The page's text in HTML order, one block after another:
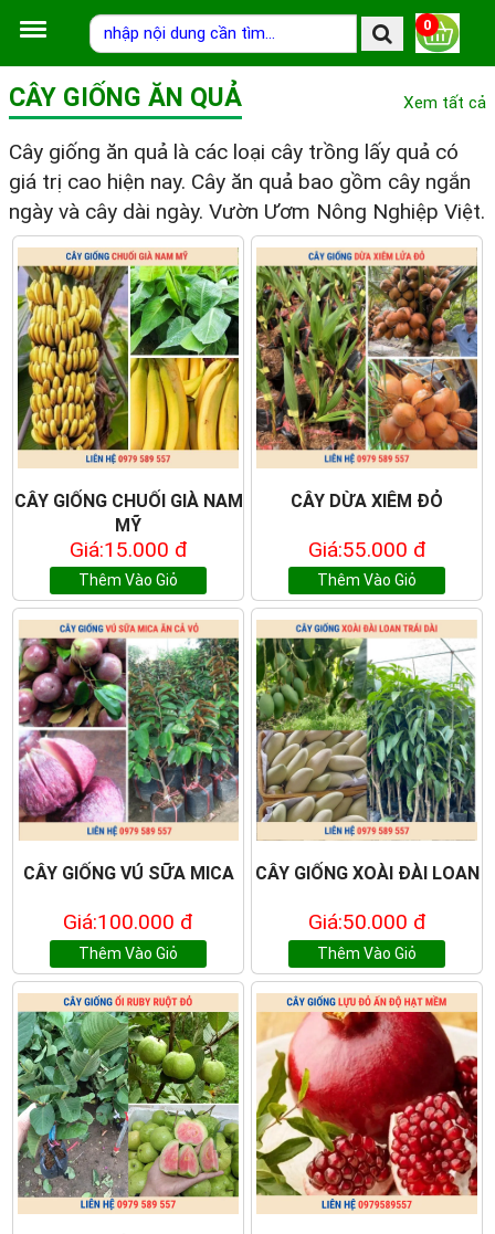
0
CÂY GIỐNG ĂN QUẢ Xem tất cả
Cây giống ăn quả là các loại cây trồng lấy quả có
giá trị cao hiện nay. Cây ăn quả bao gồm cây ngắn
ngày và cây dài ngày. Vườn Ươm Nông Nghiệp Việt.
CÂY GIỐNG CHUỐI GIÀ NAM
MỸ
Giá:15.000 đ
Thêm Vào Giỏ
CÂY DỪA XIÊM ĐỎ
Giá:55.000 đ
Thêm Vào Giỏ
CÂY GIỐNG VÚ SỮA MICA
Giá:100.000 đ
Thêm Vào Giỏ
CÂY GIỐNG XOÀI ĐÀI LOAN
Giá:50.000 đ
Thêm Vào Giỏ